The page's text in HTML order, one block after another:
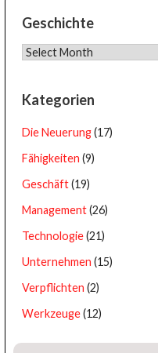
Geschichte
Geschichte
Kategorien
Die Neuerung(17)
Fähigkeiten (9)
Geschäft(19)
Management(26)
Technologie(21)
Unternehmen (15)
Verpflichten (2)
Werkzeuge(12)